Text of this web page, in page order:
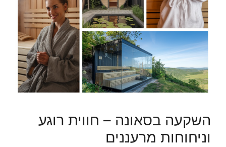
השקעה בסאונה – חווית רוגע
וניחוחות מרעננים